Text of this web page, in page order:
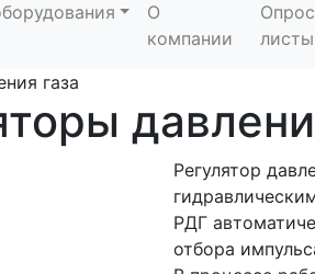
О
компании
листы
газа
Регулятор
РДГ
отбора